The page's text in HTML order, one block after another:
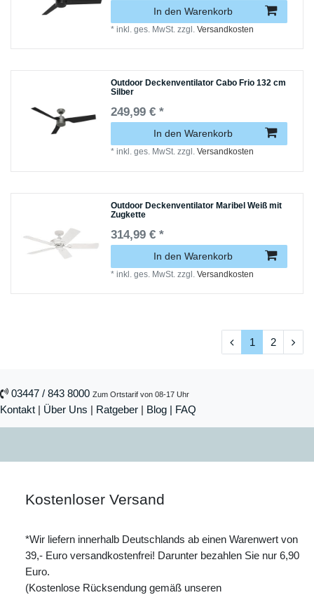
In den Warenkorb
*inkl. ges. MwSt. zzgl.Versandkosten
Outdoor Deckenventilator Cabo Frio 132 cm
Silber
249,99 € *
In den Warenkorb
*inkl. ges. MwSt. zzgl.Versandkosten
Outdoor Deckenventilator Maribel Weiß mit
Zugkette
314,99 € *
In den Warenkorb
*inkl. ges. MwSt. zzgl.Versandkosten
1 2
03447 / 843 8000 Zum Ortstarif von 08-17 Uhr
Kontakt | Über Uns | Ratgeber | Blog | FAQ
Kostenloser Versand
*Wir liefern innerhalb Deutschlands ab einen Warenwert von
39,- Euro versandkostenfrei! Darunter bezahlen Sie nur 6,90
Euro.
(Kostenlose Rücksendung gemäß unseren